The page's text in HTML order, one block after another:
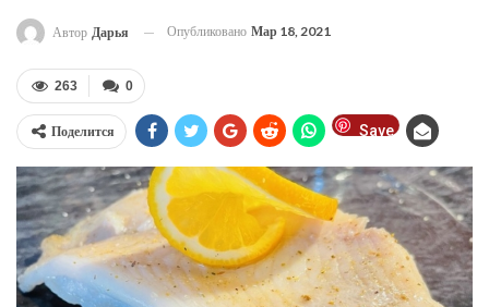
Автор Дарья Опубликовано Мар 18, 2021
0
263
Поделится Save